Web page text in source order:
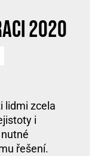
2020
lidmi zcela
i
řešení.